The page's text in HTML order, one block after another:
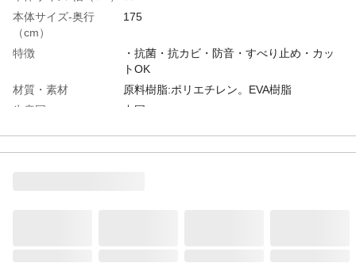
本体サイズ-奥行
（cm）
175
特徴
・抗菌・抗カビ・防音・すべり止め・カッ
トOK
材質・素材
原料樹脂:ポリエチレン。EVA樹脂
生産国
中国